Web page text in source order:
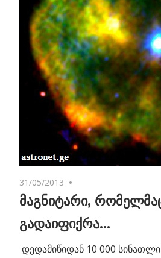
31/05/2013
მაგნიტარი,
გადაიფიქრა…
დედამიწიდან 10 000